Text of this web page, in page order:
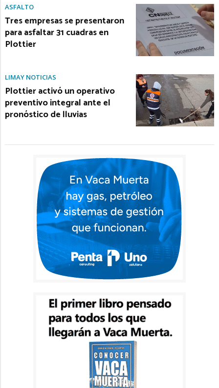
ASFALTO
Tres empresas se presentaron
para asfaltar 31 cuadras en
Plottier
LIMAY NOTICIAS
Plottier activó un operativo
preventivo integral ante el
pronóstico de lluvias